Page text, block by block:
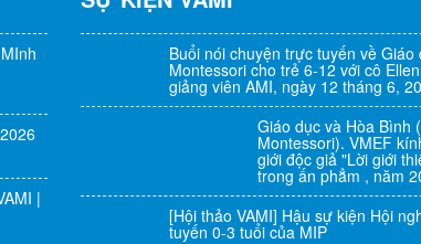
|
Buổi nói chuyện trực tuyến về Giáo
Montessori cho trẻ 6-12 với cô
giảng viên AMI, ngày 12 tháng 6,
Giáo dục và Hòa Bình
Montessori). VMEF
giới độc giả "Lời giới
trong ấn phẳm , năm
[Hội thảo VAMI] Hậu sự kiện Hội
tuyến 0-3 tuổi của MIP